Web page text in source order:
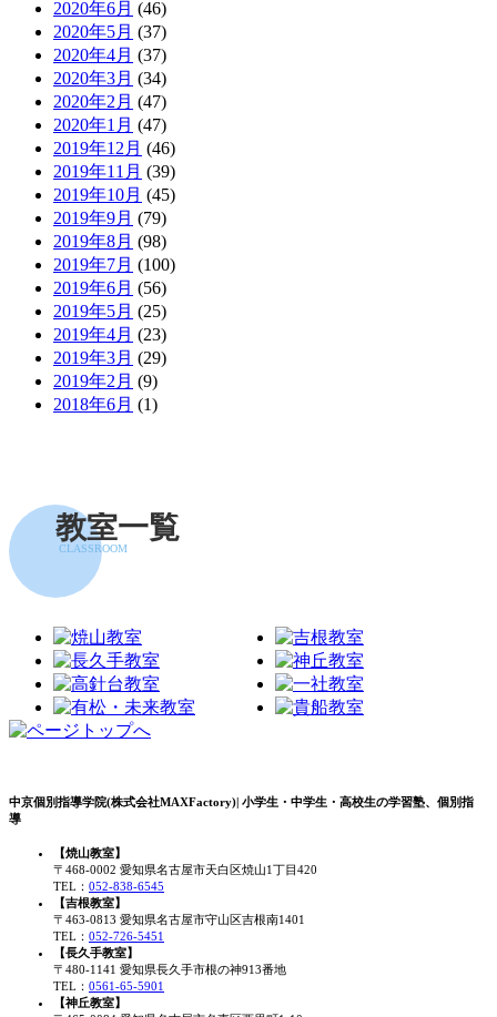
2020年6月 (46)
2020年5月 (37)
2020年4月 (37)
2020年3月 (34)
2020年2月 (47)
2020年1月 (47)
2019年12月 (46)
2019年11月 (39)
2019年10月 (45)
2019年9月 (79)
2019年8月 (98)
2019年7月 (100)
2019年6月 (56)
2019年5月 (25)
2019年4月 (23)
2019年3月 (29)
2019年2月 (9)
2018年6月 (1)
教室一覧
CLASSROOM
中京個別指導学院(株式会社MAXFactory)| 小学生・中学生・高校生の学習塾、個別指
導
【焼山教室】
〒468-0002 愛知県名古屋市天白区焼山1丁目420
TEL： 052-838-6545
【吉根教室】
〒463-0813 愛知県名古屋市守山区吉根南1401
TEL： 052-726-5451
【長久手教室】
〒480-1141 愛知県長久手市根の神913番地
TEL： 0561-65-5901
【神丘教室】